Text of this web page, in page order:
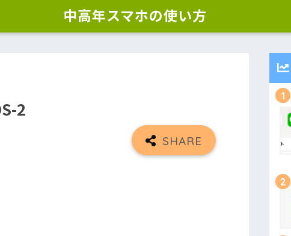
中高年スマホの使い方
2
1
2